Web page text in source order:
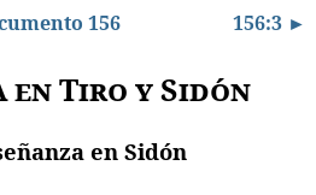
156 156:3 ►
en Tiro y Sidón
en Sidón